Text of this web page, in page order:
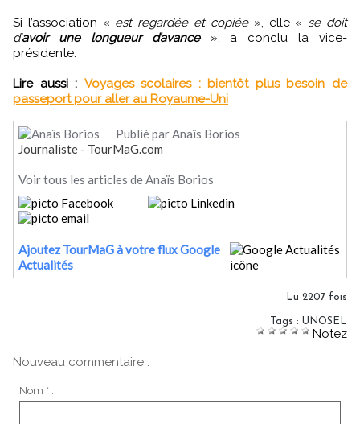
Si l’association « est regardée et copiée», elle « se doit
d’avoir une longueur d’avance», a conclu la vice-
présidente.
Lire aussi : Voyages scolaires : bientôt plus besoin de
passeport pour aller au Royaume-Uni
Publié par Anaïs Borios
Journaliste - TourMaG.com
Voir tous les articles de Anaïs Borios
Ajoutez TourMaG à votre flux Google
Actualités
Lu 2207 fois
Tags : UNOSEL
Notez
Nouveau commentaire :
Nom * :